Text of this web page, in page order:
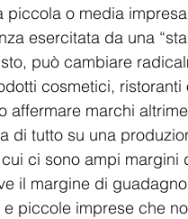
piccola o media
esercitata da una
può cambiare
cosmetici, ristoranti
marchi
di tutto su una
ci sono ampi margini
il margine di
piccole imprese che